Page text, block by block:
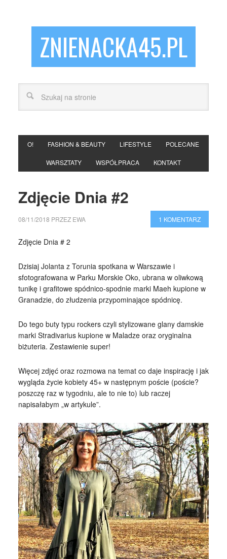
ZNIENACKA45.PL
O! FASHION & BEAUTY LIFESTYLE POLECANE
WARSZTATY WSPÓŁPRACA KONTAKT
Zdjęcie Dnia #2
08/11/2018 PRZEZ EWA 1 KOMENTARZ
Zdjęcie Dnia # 2
Dzisiaj Jolanta z Torunia spotkana w Warszawie i
sfotografowana w Parku Morskie Oko, ubrana w oliwkową
tunikę i grafitowe spódnico-spodnie marki Maeh kupione w
Granadzie, do złudzenia przypominające spódnicę.
Do tego buty typu rockers czyli stylizowane glany damskie
marki Stradivarius kupione w Maladze oraz oryginalna
biżuteria. Zestawienie super!
Więcej zdjęć oraz rozmowa na temat co daje inspirację i jak
wygląda życie kobiety 45+ w następnym poście (poście?
poszczę raz w tygodniu, ale to nie to) lub raczej
napisałabym „w artykule”.